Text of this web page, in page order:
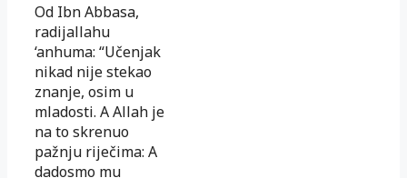
Od Ibn Abbasa,
radijallahu
‘anhuma: “Učenjak
nikad nije stekao
znanje, osim u
mladosti. A Allah je
na to skrenuo
pažnju riječima: A
dadosmo mu